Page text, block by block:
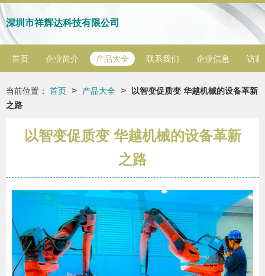
深圳市祥辉达科技有限公司
首页 企业简介 产品大全 联系我们 企业信息 访客
当前位置： 首页 > 产品大全 >
以智变促质变 华越机械的设备革新
之路
以智变促质变 华越机械的设备革新
之路